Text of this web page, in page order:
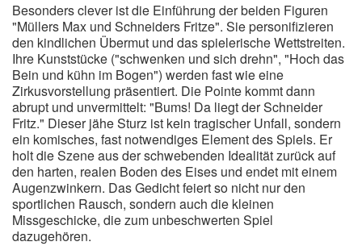
Besonders clever ist die Einführung der beiden Figuren
"Müllers Max und Schneiders Fritze". Sie personifizieren
den kindlichen Übermut und das spielerische Wettstreiten.
Ihre Kunststücke ("schwenken und sich drehn", "Hoch das
Bein und kühn im Bogen") werden fast wie eine
Zirkusvorstellung präsentiert. Die Pointe kommt dann
abrupt und unvermittelt: "Bums! Da liegt der Schneider
Fritz." Dieser jähe Sturz ist kein tragischer Unfall, sondern
ein komisches, fast notwendiges Element des Spiels. Er
holt die Szene aus der schwebenden Idealität zurück auf
den harten, realen Boden des Eises und endet mit einem
Augenzwinkern. Das Gedicht feiert so nicht nur den
sportlichen Rausch, sondern auch die kleinen
Missgeschicke, die zum unbeschwerten Spiel
dazugehören.